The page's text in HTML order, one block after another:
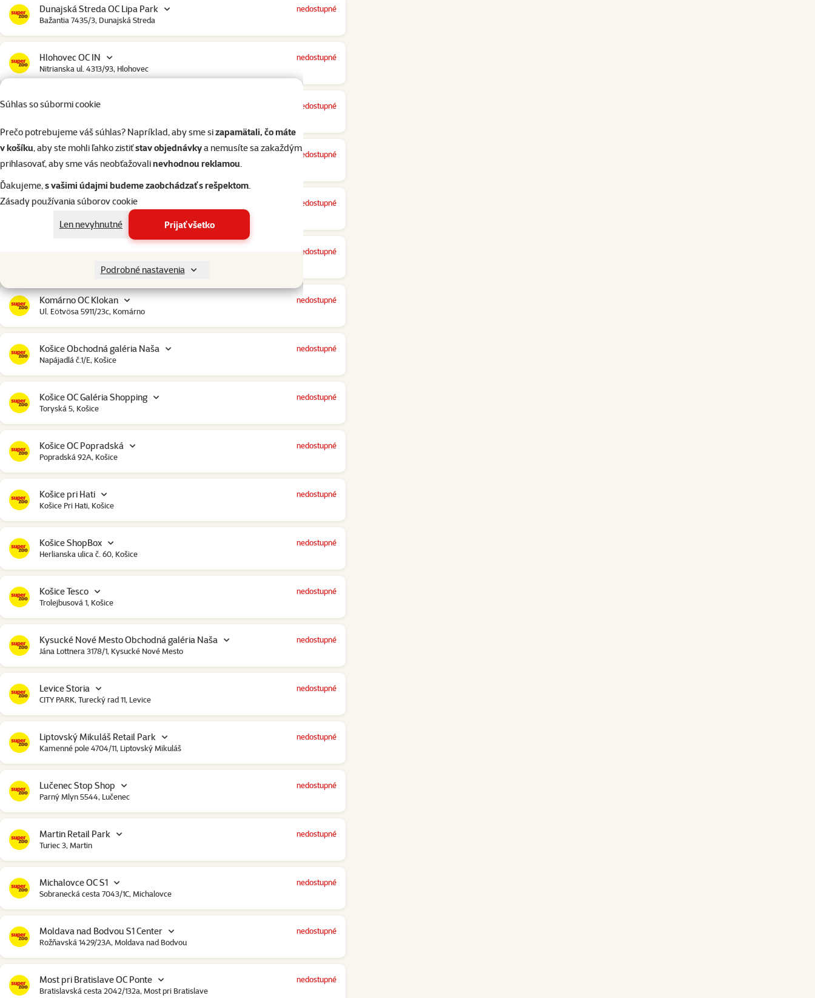
Súhlas so súbormi cookie
Prečo potrebujeme váš súhlas? Napríklad, aby sme sizapamätali, čo máte
v košíku, aby ste mohli ľahko zistiťstav objednávkya nemusíte sa zakaždým
prihlasovať, aby sme vás neobťažovalinevhodnou reklamou.
Ďakujeme,s vašimi údajmi budeme zaobchádzať s rešpektom.
Zásady používania súborov cookie
Len nevyhnutné
Prijať všetko
Podrobné nastavenia
Dunajská Streda OC Lipa Park
Bažantia 7435/3, Dunajská Streda
nedostupné
Hlohovec OC IN
Nitrianska ul. 4313/93, Hlohovec
nedostupné
Humenné nedostupné
Chorvátsky Grob OC Klokan
Obchodná ulica 4849/4D, Chorvátsky Grob
nedostupné
Ilava OC Idea nedostupné
nedostupné
Komárno OC Klokan
Ul. Eötvösa 5911/23c, Komárno
nedostupné
Košice Obchodná galéria Naša
Napájadlá č.1/E, Košice
nedostupné
Košice OC Galéria Shopping
Toryská 5, Košice
nedostupné
Košice OC Popradská
Popradská 92A, Košice
nedostupné
Košice pri Hati
Košice Pri Hati, Košice
nedostupné
Košice ShopBox
Herlianska ulica č. 60, Košice
nedostupné
Košice Tesco
Trolejbusová 1, Košice
nedostupné
Kysucké Nové Mesto Obchodná galéria Naša
Jána Lottnera 3178/1, Kysucké Nové Mesto
nedostupné
Levice Storia
CITY PARK, Turecký rad 11, Levice
nedostupné
Liptovský Mikuláš Retail Park
Kamenné pole 4704/11, Liptovský Mikuláš
nedostupné
Lučenec Stop Shop
Parný Mlyn 5544, Lučenec
nedostupné
Martin Retail Park
Turiec 3, Martin
nedostupné
Michalovce OC S1
Sobranecká cesta 7043/1C, Michalovce
nedostupné
Moldava nad Bodvou S1 Center
Rožňavská 1429/23A, Moldava nad Bodvou
nedostupné
Most pri Bratislave OC Ponte
Bratislavská cesta 2042/132a, Most pri Bratislave
nedostupné